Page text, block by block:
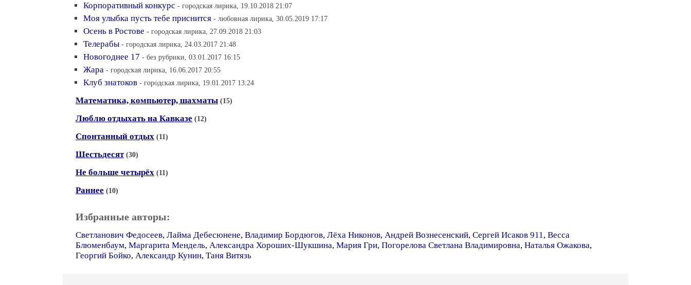
Корпоративный конкурс - городская лирика, 19.10.2018 21:07
Моя улыбка пусть тебе приснится - любовная лирика, 30.05.2019 17:17
Осень в Ростове - городская лирика, 27.09.2018 21:03
Телерабы - городская лирика, 24.03.2017 21:48
Новогоднее 17 - без рубрики, 03.01.2017 16:15
Жара - городская лирика, 16.06.2017 20:55
Клуб знатоков - городская лирика, 19.01.2017 13:24
Математика, компьютер, шахматы (15)
Люблю отдыхать на Кавказе (12)
Спонтанный отдых (11)
Шестьдесят (30)
Не больше четырёх (11)
Раннее (10)
Избранные авторы:
Светланович Федосеев, Лайма Дебесюнене, Владимир Бордюгов, Лёха Никонов, Андрей Вознесенский, Сергей Исаков 911, Весса
Блюменбаум, Маргарита Мендель, Александра Хороших-Шукшина, Мария Гри, Погорелова Светлана Владимировна, Наталья Ожакова,
Георгий Бойко, Александр Кунин, Таня Витязь